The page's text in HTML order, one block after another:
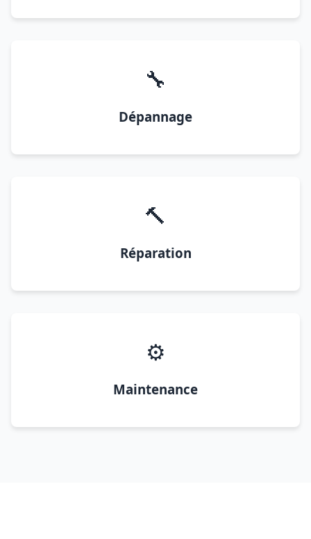
🔧
Dépannage
🔨
Réparation
⚙️
Maintenance